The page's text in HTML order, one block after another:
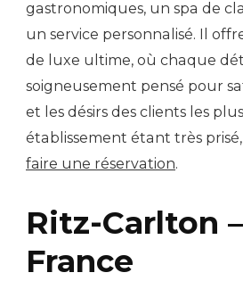
gastronomiques, un spa de
un service personnalisé. Il
de luxe ultime, où chaque
soigneusement pensé pour
et les désirs des clients les
établissement étant très prisé,
faire une réservation.
Ritz-Carlton
France